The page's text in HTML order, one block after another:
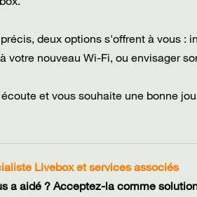
deux options s'offrent à vous
votre nouveau Wi-Fi, ou envisager
et vous souhaite une bonne
Livebox et services associés
a aidé ? Acceptez-la comme